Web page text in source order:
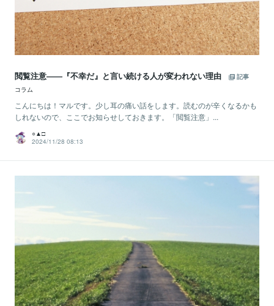
閲覧注意――『不幸だ』と言い続ける人が変われない理由
記事
コラム
こんにちは！マルです。少し耳の痛い話をします。読むのが辛くなるかも
しれないので、ここでお知らせしておきます。「閲覧注意」...
○▲□
2024/11/28 08:13